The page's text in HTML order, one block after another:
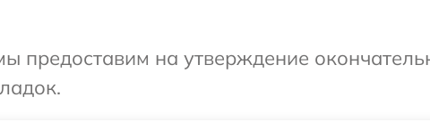
предоставим на утверждение